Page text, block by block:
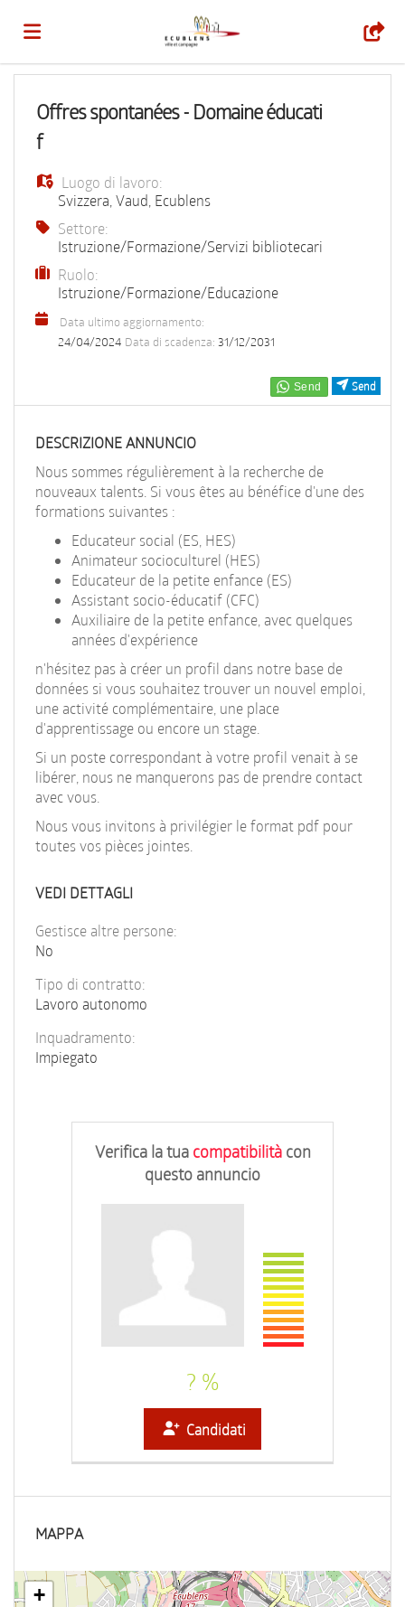
di
lavoro
Carica
il
CV
Login
Lingua
EN
FR
IT
DE
ES
PT
Send
Offres spontanées - Domaine éducati
f
Luogo di lavoro:
Svizzera Vaud Ecublens
Settore:
Istruzione/Formazione/Servizi bibliotecari
Ruolo:
Istruzione/Formazione/Educazione
Data ultimo aggiornamento:
24/04/2024 Data di scadenza: 31/12/2031
DESCRIZIONE ANNUNCIO
Nous sommes régulièrement à la recherche de
nouveaux talents. Si vous êtes au bénéfice d'une des
formations suivantes :
Educateur social (ES, HES)
Animateur socioculturel (HES)
Educateur de la petite enfance (ES)
Assistant socio-éducatif (CFC)
Auxiliaire de la petite enfance, avec quelques
années d'expérience
n'hésitez pas à créer un profil dans notre base de
données si vous souhaitez trouver un nouvel emploi,
une activité complémentaire, une place
d'apprentissage ou encore un stage.
Si un poste correspondant à votre profil venait à se
libérer, nous ne manquerons pas de prendre contact
avec vous.
Nous vous invitons à privilégier le format pdf pour
toutes vos pièces jointes.
VEDI DETTAGLI
Gestisce altre persone:
No
Tipo di contratto:
Lavoro autonomo
Inquadramento:
Impiegato
Verifica la tua compatibilitàcon
questo annuncio
? %
Candidati
MAPPA
+